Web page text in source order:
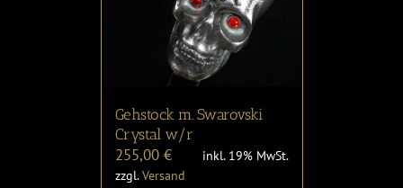
Gehstock m. Swarovski
Crystal w/r
255,00 €
inkl. 19% MwSt.
zzgl.Versand